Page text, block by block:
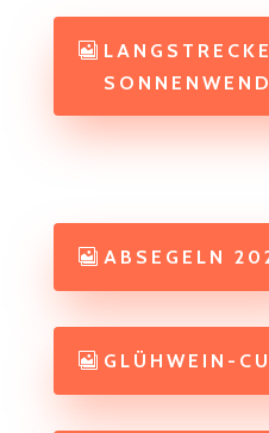
ABSEGELN
GLÜHWEIN-